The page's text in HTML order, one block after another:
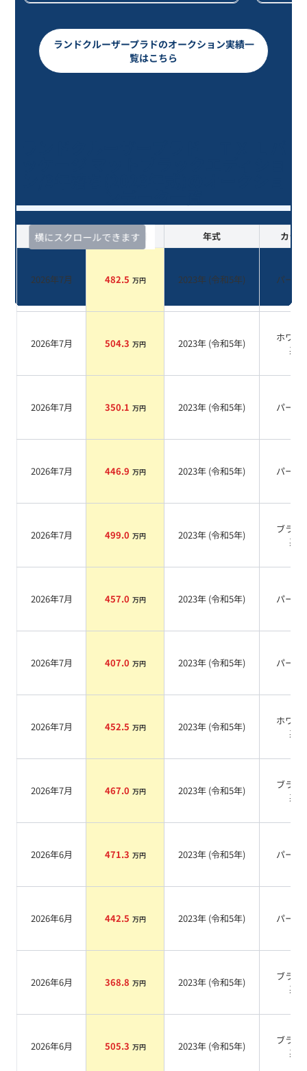
ランドクルーザープラドのオークション実績一
覧はこちら
横にスクロールできます
査定時期 セルカ実績 年式 カラー
2026年7月 482.5 万円 2023年 (令和5年) パール
2026年7月 504.3 万円 2023年 (令和5年)
ホワイ
系
2026年7月 350.1 万円 2023年 (令和5年) パール
2026年7月 446.9 万円 2023年 (令和5年) パール
2026年7月 499.0 万円 2023年 (令和5年)
ブラッ
系
2026年7月 457.0 万円 2023年 (令和5年) パール
2026年7月 407.0 万円 2023年 (令和5年) パール
2026年7月 452.5 万円 2023年 (令和5年)
ホワイ
系
2026年7月 467.0 万円 2023年 (令和5年)
ブラウ
系
2026年6月 471.3 万円 2023年 (令和5年) パール
2026年6月 442.5 万円 2023年 (令和5年) パール
2026年6月 368.8 万円 2023年 (令和5年)
ブラッ
系
2026年6月 505.3 万円 2023年 (令和5年)
ブラッ
系